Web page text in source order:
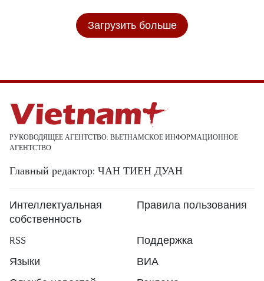
Загрузить больше
РУКОВОДЯЩЕЕ АГЕНТСТВО: ВЬЕТНАМСКОЕ ИНФОРМАЦИОННОЕ
АГЕНТСТВО
Главный редактор: ЧАН ТИЕН ДУАН
Интеллектуальная
собственность
Правила пользования
RSS
Поддержка
Языки
ВИА